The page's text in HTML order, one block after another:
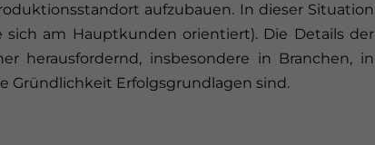
aufzubauen. In dieser Situation
am Hauptkunden orientiert). Die Details der
herausfordernd, insbesondere in Branchen, in
Gründlichkeit Erfolgsgrundlagen sind.